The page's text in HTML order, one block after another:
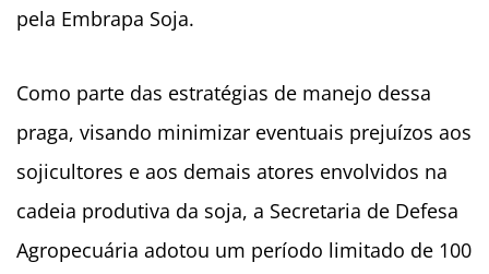
pela Embrapa Soja.
Como parte das estratégias de manejo dessa
praga, visando minimizar eventuais prejuízos aos
sojicultores e aos demais atores envolvidos na
cadeia produtiva da soja, a Secretaria de Defesa
Agropecuária adotou um período limitado de 100